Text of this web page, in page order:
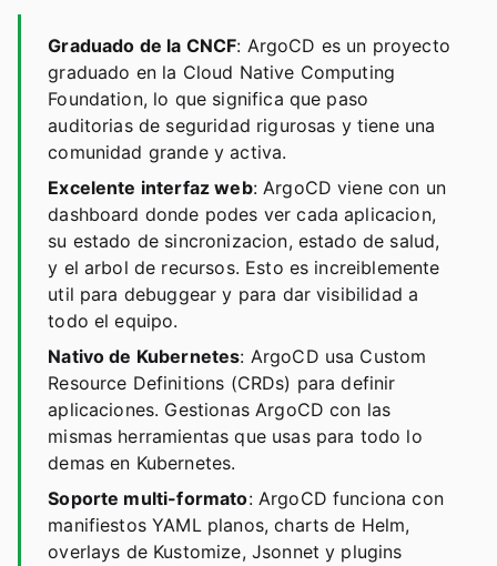
Graduado de la CNCF: ArgoCD es un proyecto
graduado en la Cloud Native Computing
Foundation, lo que significa que paso
auditorias de seguridad rigurosas y tiene una
comunidad grande y activa.
Excelente interfaz web: ArgoCD viene con un
dashboard donde podes ver cada aplicacion,
su estado de sincronizacion, estado de salud,
y el arbol de recursos. Esto es increiblemente
util para debuggear y para dar visibilidad a
todo el equipo.
Nativo de Kubernetes: ArgoCD usa Custom
Resource Definitions (CRDs) para definir
aplicaciones. Gestionas ArgoCD con las
mismas herramientas que usas para todo lo
demas en Kubernetes.
Soporte multi-formato: ArgoCD funciona con
manifiestos YAML planos, charts de Helm,
overlays de Kustomize, Jsonnet y plugins